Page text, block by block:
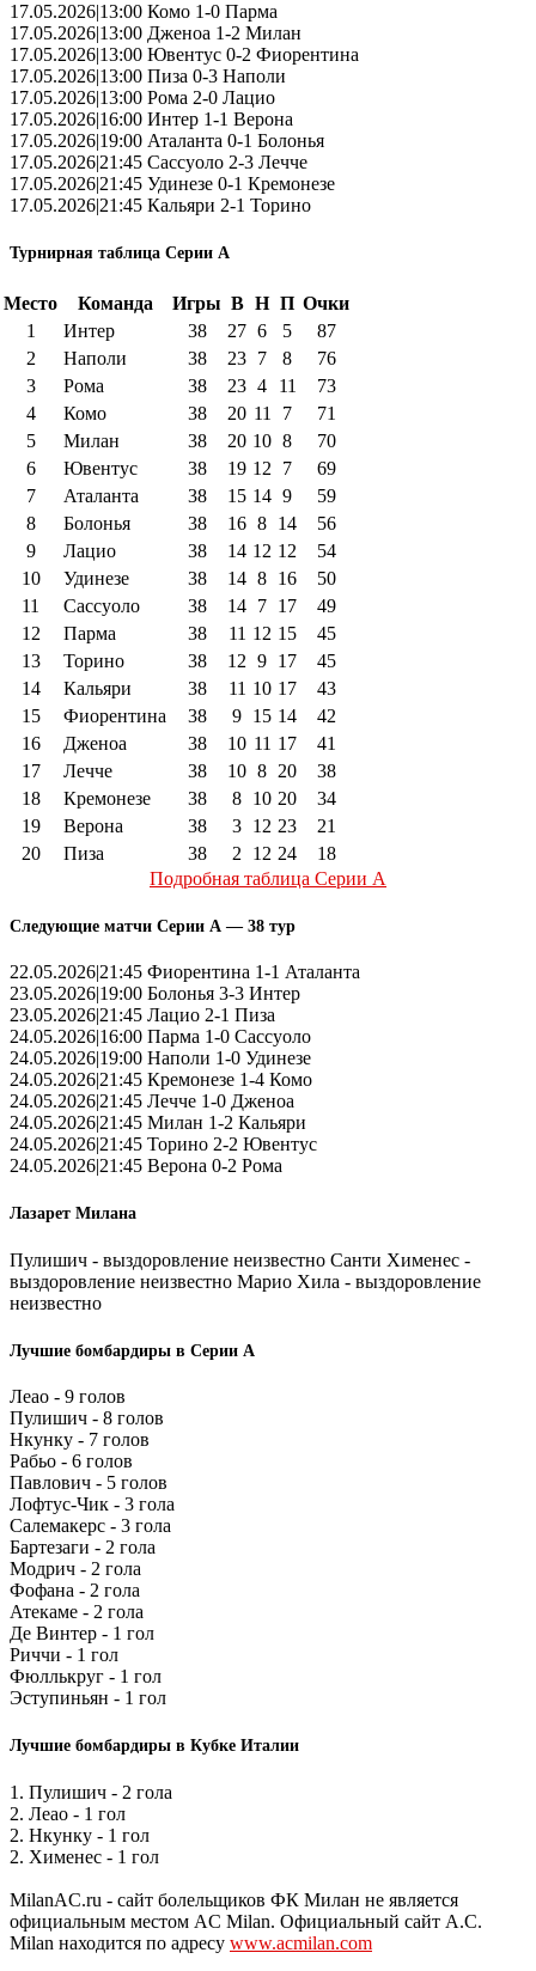
17.05.2026|13:00 Комо 1-0 Парма
17.05.2026|13:00 Дженоа 1-2 Милан
17.05.2026|13:00 Ювентус 0-2 Фиорентина
17.05.2026|13:00 Пиза 0-3 Наполи
17.05.2026|13:00 Рома 2-0 Лацио
17.05.2026|16:00 Интер 1-1 Верона
17.05.2026|19:00 Аталанта 0-1 Болонья
17.05.2026|21:45 Сассуоло 2-3 Лечче
17.05.2026|21:45 Удинезе 0-1 Кремонезе
17.05.2026|21:45 Кальяри 2-1 Торино
Турнирная таблица Серии А
Место Команда Игры В Н П Очки
1
Интер 38 27 6 5
87
2
Наполи 38 23 7 8
76
3
Рома 38 23 4 11
73
4
Комо 38 20 11 7
71
5
Милан 38 20 10 8
70
6
Ювентус 38 19 12 7
69
7
Аталанта 38 15 14 9
59
8
Болонья 38 16 8 14
56
9
Лацио 38 14 12 12
54
10
Удинезе 38 14 8 16
50
11
Сассуоло 38 14 7 17
49
12
Парма 38 11 12 15
45
13
Торино 38 12 9 17
45
14
Кальяри 38 11 10 17
43
15
Фиорентина 38 9 15 14
42
16
Дженоа 38 10 11 17
41
17
Лечче 38 10 8 20
38
18
Кремонезе 38 8 10 20
34
19
Верона 38 3 12 23
21
20
Пиза 38 2 12 24
18
Подробная таблица Серии А
Следующие матчи Серии А — 38 тур
22.05.2026|21:45 Фиорентина 1-1 Аталанта
23.05.2026|19:00 Болонья 3-3 Интер
23.05.2026|21:45 Лацио 2-1 Пиза
24.05.2026|16:00 Парма 1-0 Сассуоло
24.05.2026|19:00 Наполи 1-0 Удинезе
24.05.2026|21:45 Кремонезе 1-4 Комо
24.05.2026|21:45 Лечче 1-0 Дженоа
24.05.2026|21:45 Милан 1-2 Кальяри
24.05.2026|21:45 Торино 2-2 Ювентус
24.05.2026|21:45 Верона 0-2 Рома
Лазарет Милана
Пулишич - выздоровление неизвестно Санти Хименес -
выздоровление неизвестно Марио Хила - выздоровление
неизвестно
Лучшие бомбардиры в Серии А
Леао - 9 голов
Пулишич - 8 голов
Нкунку - 7 голов
Рабьо - 6 голов
Павлович - 5 голов
Лофтус-Чик - 3 гола
Салемакерс - 3 гола
Бартезаги - 2 гола
Модрич - 2 гола
Фофана - 2 гола
Атекаме - 2 гола
Де Винтер - 1 гол
Риччи - 1 гол
Фюллькруг - 1 гол
Эступиньян - 1 гол
Лучшие бомбардиры в Кубке Италии
1. Пулишич - 2 гола
2. Леао - 1 гол
2. Нкунку - 1 гол
2. Хименес - 1 гол
MilanAC.ru - сайт болельщиков ФК Милан не является
официальным местом AC Milan. Официальный сайт A.C.
Milan находится по адресу www.acmilan.com